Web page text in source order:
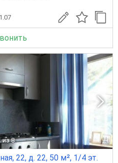
из 8
22, д. 22, 50 м², 1/4 эт.